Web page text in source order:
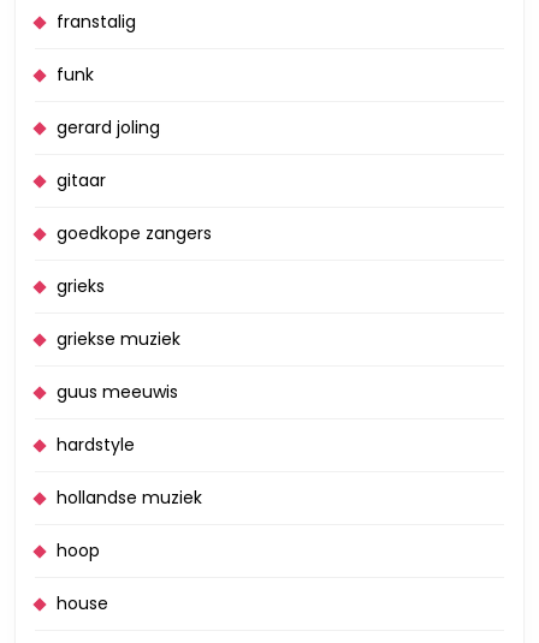
franstalig
funk
gerard joling
gitaar
goedkope zangers
grieks
griekse muziek
guus meeuwis
hardstyle
hollandse muziek
hoop
house